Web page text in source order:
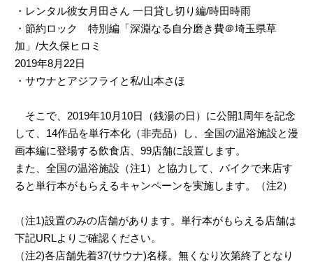
・レンタル彼女月田さん 一日貸し切り編/時田時雨
・節約ロック 特別編「深淵なる自分磨き費＠埼玉県草
加」/大久保ヒロミ
2019年8月22日
・サウナとアジフライと私/山本さほ
そこで、2019年10月10日（銭湯の日）に公開1周年を記念
して、14作品を単行本化（非売品）し、全国の温浴施設と漫
画本編に登場する飲食店、99店舗に設置します。
また、全国の温浴施設（注1）と協力して、バイクで来店す
ると単行本がもらえるキャンペーンを実施します。（注2）
（注1)設置のみの店舗があります。単行本がもらえる店舗は
下記URLよりご確認ください。
（注2)各店舗先着37(サウナ)名様。無くなり次第終了となり